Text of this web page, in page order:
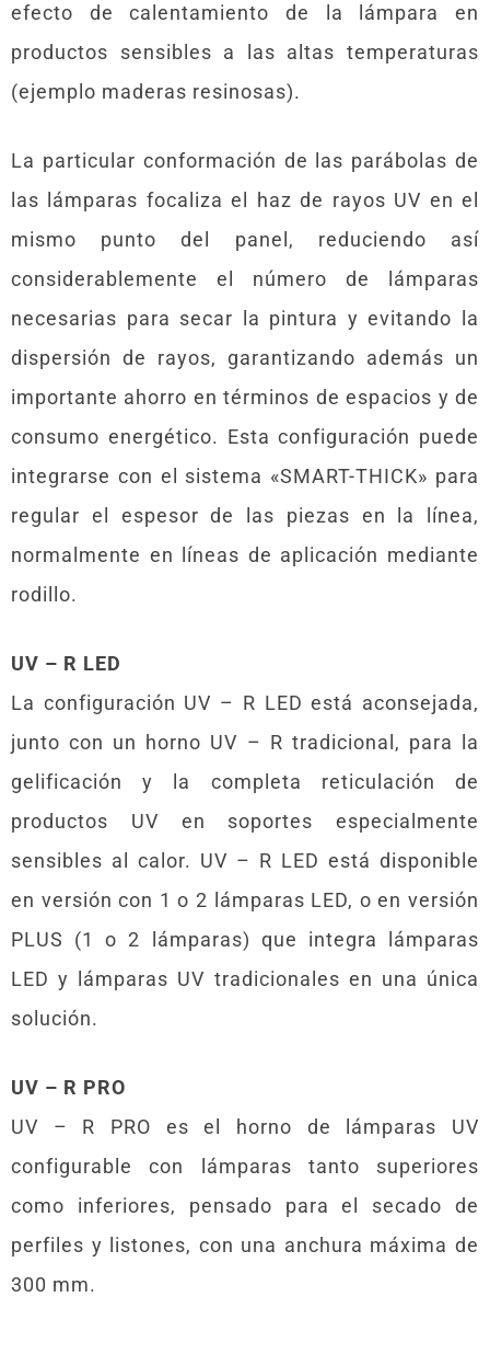
efecto de calentamiento de la lámpara en
productos sensibles a las altas temperaturas
(ejemplo maderas resinosas).
La particular conformación de las parábolas de
las lámparas focaliza el haz de rayos UV en el
mismo punto del panel, reduciendo así
considerablemente el número de lámparas
necesarias para secar la pintura y evitando la
dispersión de rayos, garantizando además un
importante ahorro en términos de espacios y de
consumo energético. Esta configuración puede
integrarse con el sistema «SMART-THICK» para
regular el espesor de las piezas en la línea,
normalmente en líneas de aplicación mediante
rodillo.
UV – R LED
La configuración UV – R LED está aconsejada,
junto con un horno UV – R tradicional, para la
gelificación y la completa reticulación de
productos UV en soportes especialmente
sensibles al calor. UV – R LED está disponible
en versión con 1 o 2 lámparas LED, o en versión
PLUS (1 o 2 lámparas) que integra lámparas
LED y lámparas UV tradicionales en una única
solución.
UV – R PRO
UV – R PRO es el horno de lámparas UV
configurable con lámparas tanto superiores
como inferiores, pensado para el secado de
perfiles y listones, con una anchura máxima de
300 mm.